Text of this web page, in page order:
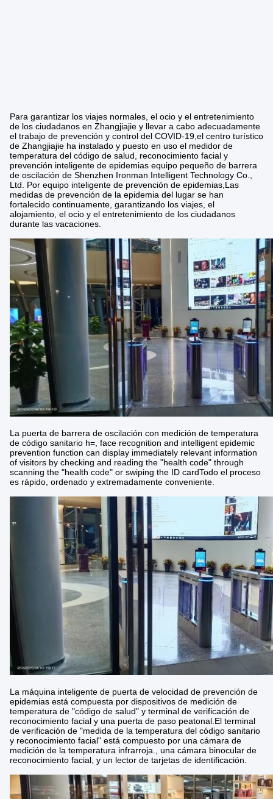
Para garantizar los viajes normales, el ocio y el entretenimiento
de los ciudadanos en Zhangjiajie y llevar a cabo adecuadamente
el trabajo de prevención y control del COVID-19,el centro turístico
de Zhangjiajie ha instalado y puesto en uso el medidor de
temperatura del código de salud, reconocimiento facial y
prevención inteligente de epidemias equipo pequeño de barrera
de oscilación de Shenzhen Ironman Intelligent Technology Co.,
Ltd. Por equipo inteligente de prevención de epidemias,Las
medidas de prevención de la epidemia del lugar se han
fortalecido continuamente, garantizando los viajes, el
alojamiento, el ocio y el entretenimiento de los ciudadanos
durante las vacaciones.
La puerta de barrera de oscilación con medición de temperatura
de código sanitario h=, face recognition and intelligent epidemic
prevention function can display immediately relevant information
of visitors by checking and reading the "health code" through
scanning the "health code" or swiping the ID cardTodo el proceso
es rápido, ordenado y extremadamente conveniente.
La máquina inteligente de puerta de velocidad de prevención de
epidemias está compuesta por dispositivos de medición de
temperatura de "código de salud" y terminal de verificación de
reconocimiento facial y una puerta de paso peatonal.El terminal
de verificación de "medida de la temperatura del código sanitario
y reconocimiento facial" está compuesto por una cámara de
medición de la temperatura infrarroja., una cámara binocular de
reconocimiento facial, y un lector de tarjetas de identificación.